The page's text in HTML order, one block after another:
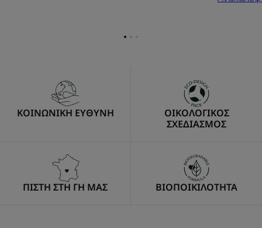
Go
GoGo
ΚΟΙΝΩΝΙΚΗ ΕΥΘΥΝΗ
ΟΙΚΟΛΟΓΙΚΟΣ
ΣΧΕΔΙΑΣΜΟΣ
ΠΙΣΤΗ ΣΤΗ ΓΗ ΜΑΣ ΒΙΟΠΟΙΚΙΛΟΤΗΤΑ